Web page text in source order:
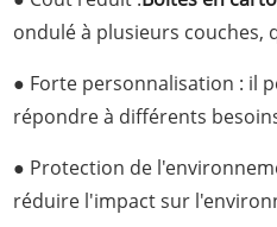
ondulé à plusieurs couches,
● Forte personnalisation : il
répondre à différents
● Protection de
réduire l'impact sur